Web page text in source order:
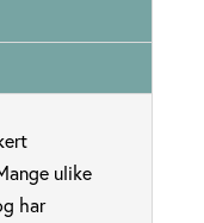
ulike
har